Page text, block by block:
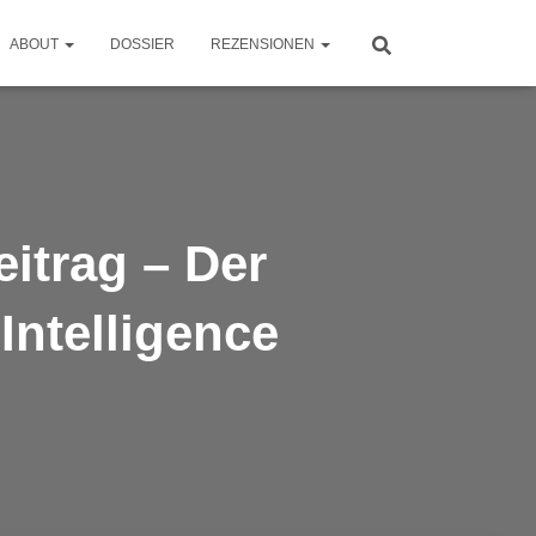
ABOUT DOSSIER REZENSIONEN
– Der